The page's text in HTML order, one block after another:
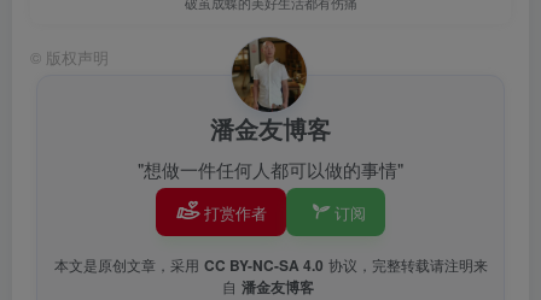
© 版权声明
潘金友博客
"想做一件任何人都可以做的事情"
打赏作者 订阅
本文是原创文章，采用 CC BY-NC-SA 4.0 协议，完整转载请注明来
自 潘金友博客